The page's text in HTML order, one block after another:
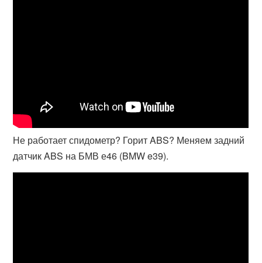
Не работает спидометр? Горит ABS? Меняем задний
датчик ABS на БМВ е46 (BMW e39).